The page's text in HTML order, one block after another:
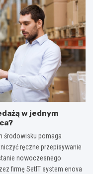
w jednym
środowisku pomaga
ręczne przepisywanie
nowoczesnego
firmę SetIT system enova